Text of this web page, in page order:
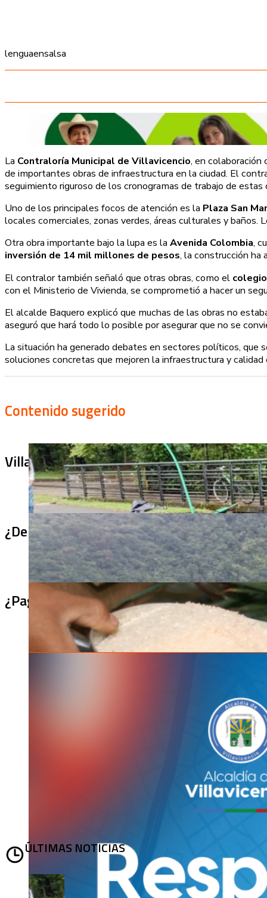
lenguaensalsa
La Contraloría Municipal de Villavicencio, en colaboración
de importantes obras de infraestructura en la ciudad. El
seguimiento riguroso de los cronogramas de trabajo de estas
Uno de los principales focos de atención es la Plaza San
locales comerciales, zonas verdes, áreas culturales y
Otra obra importante bajo la lupa es la Avenida Colombia,
inversión de 14 mil millones de pesos, la construcción
El contralor también señaló que otras obras, como el
con el Ministerio de Vivienda, se comprometió a hacer un
El alcalde Baquero explicó que muchas de las obras no
aseguró que hará todo lo posible por asegurar que no se
La situación ha generado debates en sectores políticos, que
soluciones concretas que mejoren la infraestructura y calidad
Contenido sugerido
Villa Julia no puede tapar el problema:
¿De qué sirve un puente terminado si no
¿Pagaron menos de lo permitido por el
ÚLTIMAS NOTICIAS